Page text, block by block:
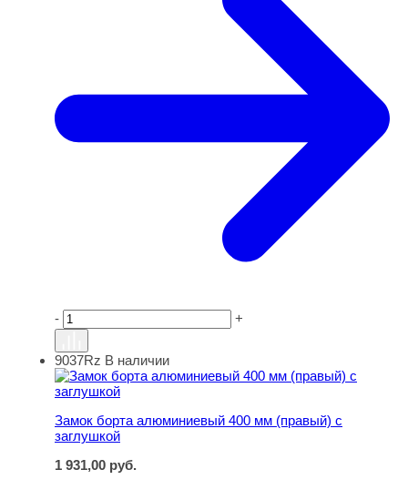
- +
Замок борта алюминиевый 400 мм (правый) с
9037Rz В наличии
Замок борта алюминиевый 400 мм (правый) с
заглушкой
1 931,00 руб.